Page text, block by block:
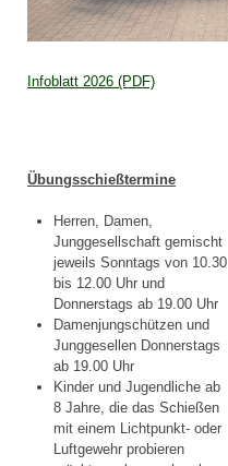
Infoblatt 2026 (PDF)
Übungsschießtermine
Herren, Damen,
Junggesellschaft gemischt
jeweils Sonntags von 10.30
bis 12.00 Uhr und
Donnerstags ab 19.00 Uhr
Damenjungschützen und
Junggesellen Donnerstags
ab 19.00 Uhr
Kinder und Jugendliche ab
8 Jahre, die das Schießen
mit einem Lichtpunkt- oder
Luftgewehr probieren